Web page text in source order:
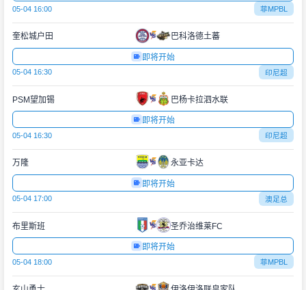
05-04 16:00 菲MPBL
奎松城户田 巴科洛德土蕃
即将开始
05-04 16:30 印尼超
PSM望加锡 巴杨卡拉泗水联
即将开始
05-04 16:30 印尼超
万隆 永亚卡达
即将开始
05-04 17:00 澳足总
布里斯班 圣乔治维莱FC
即将开始
05-04 18:00 菲MPBL